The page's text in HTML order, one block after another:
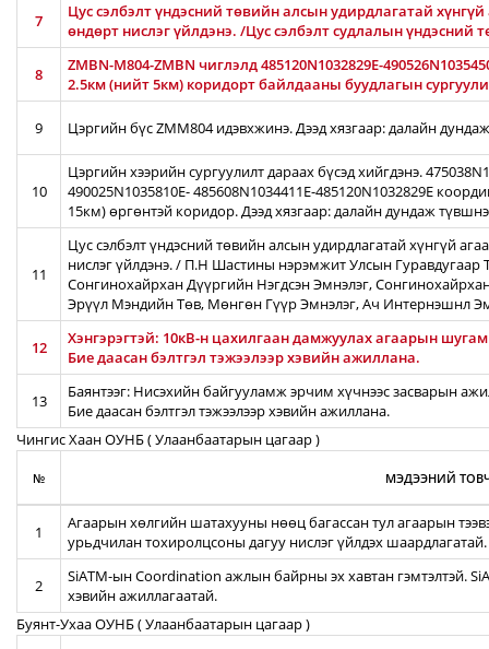
7
Цус сэлбэлт үндэсний төвийн алсын удирдлагатай
өндөрт нислэг үйлдэнэ. /Цус сэлбэлт судлалын
8
ZMBN-M804-ZMBN чиглэлд 485120N1032829E-
2.5км (нийт 5км) коридорт байлдааны буудлагын
9 Цэргийн бүс ZMM804 идэвхжинэ. Дээд хязгаар: далайн
10
Цэргийн хээрийн сургуулилт дараах бүсэд хийгдэнэ.
490025N1035810E- 485608N1034411E-485120N1032829E
15км) өргөнтэй коридор. Дээд хязгаар: далайн дундаж
11
Цус сэлбэлт үндэсний төвийн алсын удирдлагатай хүнгүй
нислэг үйлдэнэ. / П.Н Шастины нэрэмжит Улсын Гуравдугаар
Сонгинохайрхан Дүүргийн Нэгдсэн Эмнэлэг,
Эрүүл Мэндийн Төв, Мөнгөн Гүүр Эмнэлэг, Ач Интернэшнл
12
Хэнгэрэгтэй: 10кВ-н цахилгаан дамжуулах агаарын
Бие даасан бэлтгэл тэжээлээр хэвийн ажиллана.
13
Баянтээг: Нисэхийн байгууламж эрчим хүчнээс засварын
Бие даасан бэлтгэл тэжээлээр хэвийн ажиллана.
Чингис Хаан ОУНБ ( Улаанбаатарын цагаар )
№ МЭДЭЭНИЙ
1
Агаарын хөлгийн шатахууны нөөц багассан тул агаарын
урьдчилан тохиролцсоны дагуу нислэг үйлдэх шаардлагатай.
2
SiATM-ын Coordination ажлын байрны эх хавтан гэмтэлтэй.
хэвийн ажиллагаатай.
Буянт-Ухаа ОУНБ ( Улаанбаатарын цагаар )